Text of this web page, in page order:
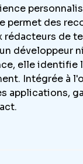
permet des
rédacteurs de
développeur
elle identifie
Intégrée à
applications,